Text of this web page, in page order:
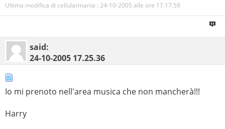
Ultima modifica di cellularmania : 24-10-2005 alle ore 17.17.59
said:
24-10-2005 17.25.36
Io mi prenoto nell'area musica che non mancherà!!!
Harry